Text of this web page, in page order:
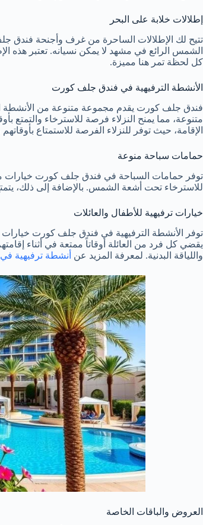
إطلالات خلابة على البحر
تتيح لك الإطلالات الساحرة من غرف وأجنحة فندق
الشمس الرائع في مشهد لا يمكن نسيانه. تعتبر هذه
كل لحظة تمر هنا مميزة.
الأنشطة الترفيهية في فندق جلف كورت
فندق جلف كورت يقدم مجموعة متنوعة من الأنشطة
متنوعة، مما يمنح النزلاء فرصة للاسترخاء والتمتع
الإقامة، حيث توفر للنزلاء الفرصة للاستمتاع بأوقاتهم
حمامات سباحة منوعة
توفر حمامات السباحة في فندق جلف كورت خيارات
للاسترخاء تحت أشعة الشمس. بالإضافة إلى ذلك، يتمتع
خيارات ترفيهية للأطفال والعائلات
توفر الأنشطة الترفيهية في فندق جلف كورت خيارات
يقضي كل فرد من العائلة أوقاتاً ممتعة في أثناء
واللياقة البدنية. لمعرفة المزيد عن أنشطة ترفيهية
العروض والباقات الخاصة